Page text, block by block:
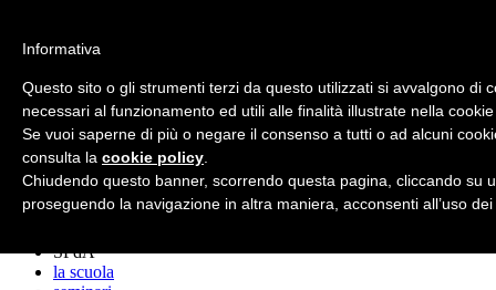
archos
lo studio
progetti
lectures
stampa
SPdA
la scuola
Informativa
Questo sito o gli strumenti terzi da questo utilizzati si avvalgono di
necessari al funzionamento ed utili alle finalità illustrate nella
Se vuoi saperne di più o negare il consenso a tutti o ad alcuni
consulta la cookie policy
Chiudendo questo banner, scorrendo questa pagina, cliccando su
proseguendo la navigazione in altra maniera, acconsenti all’uso